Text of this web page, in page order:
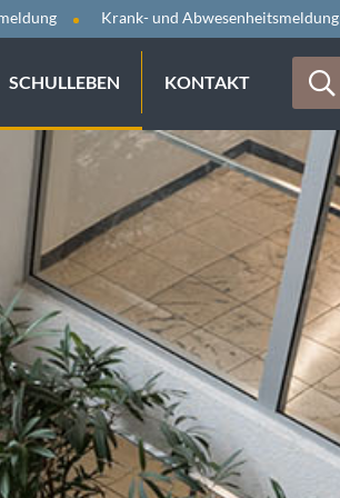
Krank- und Abwesenheitsmeldung
SCHULLEBEN KONTAKT